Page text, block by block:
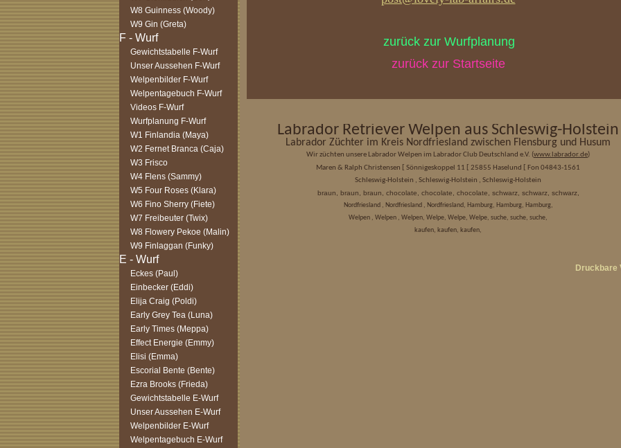
W8 Guinness (Woody)
W9 Gin (Greta)
Gewichtstabelle F-Wurf
Unser Aussehen F-Wurf
Welpenbilder F-Wurf
Welpentagebuch F-Wurf
Videos F-Wurf
Wurfplanung F-Wurf
W1 Finlandia (Maya)
W2 Fernet Branca (Caja)
W3 Frisco
W4 Flens (Sammy)
W5 Four Roses (Klara)
W6 Fino Sherry (Fiete)
W7 Freibeuter (Twix)
W8 Flowery Pekoe (Malin)
W9 Finlaggan (Funky)
Eckes (Paul)
Einbecker (Eddi)
Elija Craig (Poldi)
Early Grey Tea (Luna)
Early Times (Meppa)
Effect Energie (Emmy)
Elisi (Emma)
Escorial Bente (Bente)
Ezra Brooks (Frieda)
Gewichtstabelle E-Wurf
Unser Aussehen E-Wurf
Welpenbilder E-Wurf
Welpentagebuch E-Wurf
zurück zur Wurfplanung
zurück zur Startseite
Labrador Retriever Welpen aus Schleswig-Holstein
Labrador Züchter im Kreis Nordfriesland zwischen Flensburg und Husum
Wir züchten unsere Labrador Welpen im Labrador Club Deutschland e.V. (www.labrador.de)
Maren & Ralph Christensen [ Sönnigeskoppel 11 [ 25855 Haselund [ Fon 04843-1561
Schleswig-Holstein , Schleswig-Holstein , Schleswig-Holstein
braun, braun, braun, chocolate, chocolate, chocolate, schwarz, schwarz, schwarz,
Nordfriesland , Nordfriesland , Nordfriesland, Hamburg, Hamburg, Hamburg,
Welpen , Welpen , Welpen, Welpe, Welpe, Welpe, suche, suche, suche,
kaufen, kaufen, kaufen,
Druckbare